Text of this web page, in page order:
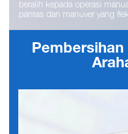
beralih kepada operasi
pantas dan manuver yang